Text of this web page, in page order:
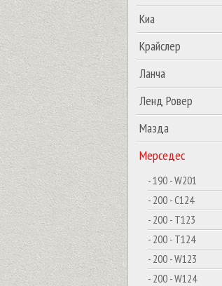
Киа
Крайслер
Ланча
Ленд Ровер
Мазда
Мерседес
- 190 - W201
- 200 - C124
- 200 - T123
- 200 - T124
- 200 - W123
- 200 - W124